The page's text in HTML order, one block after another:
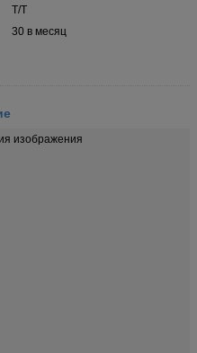
T/T
30 в месяц
изображения